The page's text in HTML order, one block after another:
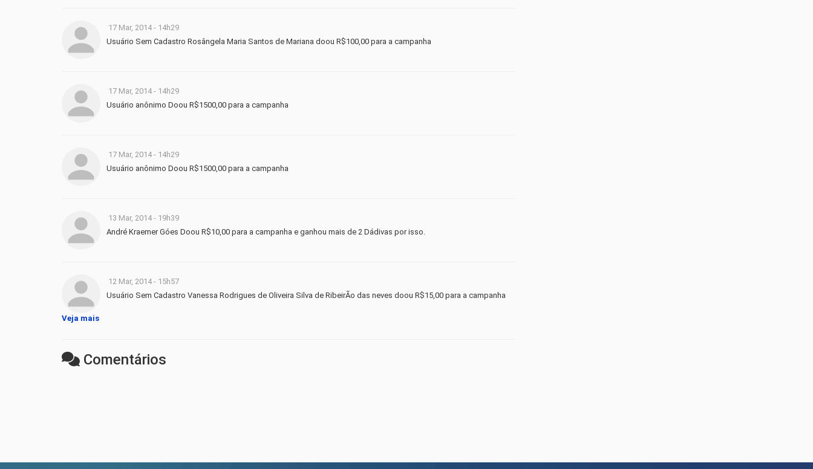
17 Mar, 2014 - 14h29
Usuário Sem Cadastro Rosângela Maria Santos de Mariana doou R$100,00 para a campanha
17 Mar, 2014 - 14h29
Usuário anônimo Doou R$1500,00 para a campanha
17 Mar, 2014 - 14h29
Usuário anônimo Doou R$1500,00 para a campanha
13 Mar, 2014 - 19h39
André Kraemer Góes Doou R$10,00 para a campanha e ganhou mais de 2 Dádivas por isso.
12 Mar, 2014 - 15h57
Usuário Sem Cadastro Vanessa Rodrigues de Oliveira Silva de RibeirÃo das neves doou R$15,00 para a campanha
Veja mais
Comentários